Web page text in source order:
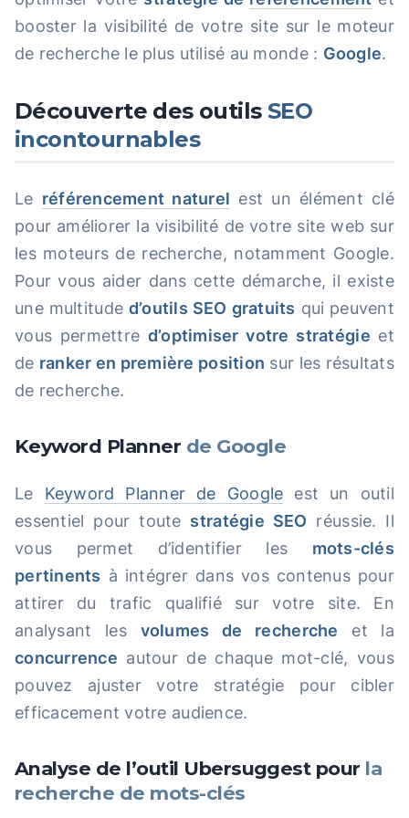
booster la visibilité de votre site sur le moteur
de recherche le plus utilisé au monde : Google.
Découverte des outils SEO
incontournables
Le référencement naturel est un élément clé
pour améliorer la visibilité de votre site web sur
les moteurs de recherche, notamment Google.
Pour vous aider dans cette démarche, il existe
une multitude d’outils SEO gratuits qui peuvent
vous permettre d’optimiser votre stratégie et
de ranker en première position sur les résultats
de recherche.
Keyword Planner de Google
Le Keyword Planner de Google est un outil
essentiel pour toute stratégie SEO réussie. Il
vous permet d’identifier les mots-clés
pertinents à intégrer dans vos contenus pour
attirer du trafic qualifié sur votre site. En
analysant les volumes de recherche et la
concurrence autour de chaque mot-clé, vous
pouvez ajuster votre stratégie pour cibler
efficacement votre audience.
Analyse de l’outil Ubersuggest pour la
recherche de mots-clés